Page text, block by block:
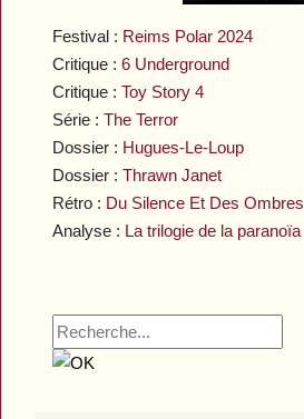
Festival : Reims Polar 2024
Critique :6 Underground
Critique :Toy Story 4
Série :The Terror
Dossier : Hugues-Le-Loup
Dossier :Thrawn Janet
Rétro : Du Silence Et Des Ombres
Analyse : La trilogie de la paranoïa